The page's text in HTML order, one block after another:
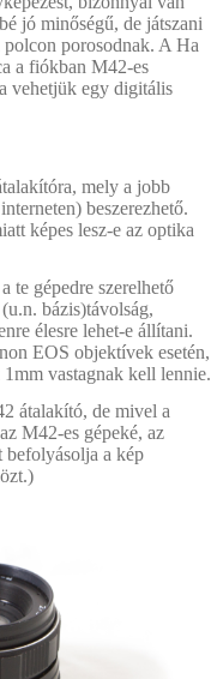
jó minőségű, de játszani
porosodnak. A Ha
a fiókban M42-es
vehetjük egy digitális
mely a jobb
beszerezhető.
képes lesz-e az optika
te gépedre szerelhető
bázis)távolság,
élesre lehet-e állítani.
EOS objektívek esetén,
vastagnak kell lennie.
átalakító, de mivel a
M42-es gépeké, az
befolyásolja a kép